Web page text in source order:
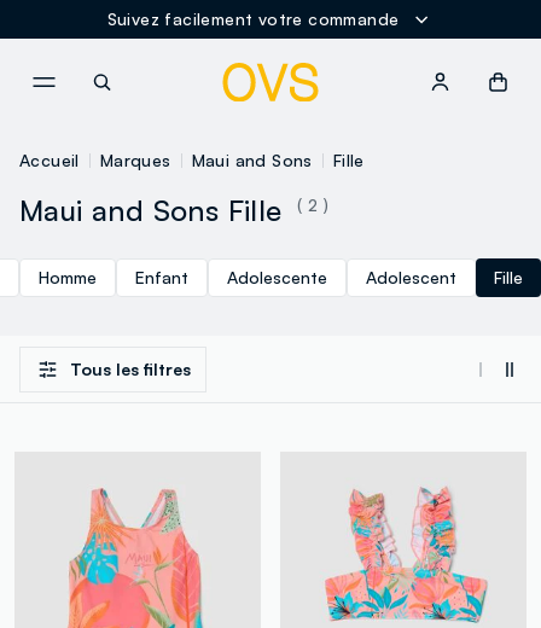
Suivez facilement votre commande
Accueil Marques Maui and Sons Fille
Maui and Sons Fille ( 2 )
Homme Enfant Adolescente Adolescent Fille
Tous les filtres